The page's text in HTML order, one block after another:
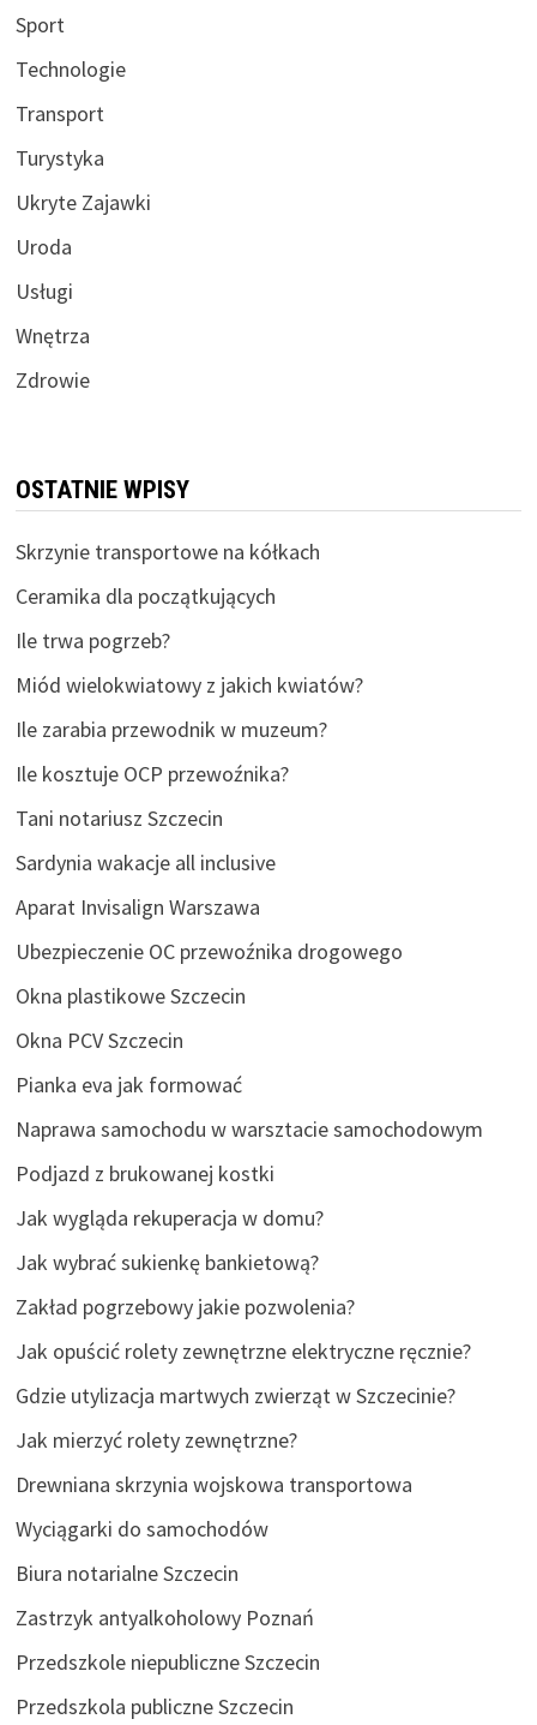
Sport
Technologie
Transport
Turystyka
Ukryte Zajawki
Uroda
Usługi
Wnętrza
Zdrowie
OSTATNIE WPISY
Skrzynie transportowe na kółkach
Ceramika dla początkujących
Ile trwa pogrzeb?
Miód wielokwiatowy z jakich kwiatów?
Ile zarabia przewodnik w muzeum?
Ile kosztuje OCP przewoźnika?
Tani notariusz Szczecin
Sardynia wakacje all inclusive
Aparat Invisalign Warszawa
Ubezpieczenie OC przewoźnika drogowego
Okna plastikowe Szczecin
Okna PCV Szczecin
Pianka eva jak formować
Naprawa samochodu w warsztacie samochodowym
Podjazd z brukowanej kostki
Jak wygląda rekuperacja w domu?
Jak wybrać sukienkę bankietową?
Zakład pogrzebowy jakie pozwolenia?
Jak opuścić rolety zewnętrzne elektryczne ręcznie?
Gdzie utylizacja martwych zwierząt w Szczecinie?
Jak mierzyć rolety zewnętrzne?
Drewniana skrzynia wojskowa transportowa
Wyciągarki do samochodów
Biura notarialne Szczecin
Zastrzyk antyalkoholowy Poznań
Przedszkole niepubliczne Szczecin
Przedszkola publiczne Szczecin